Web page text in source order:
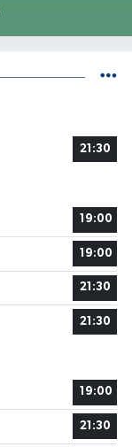
21:30
19:00
19:00
21:30
21:30
19:00
21:30